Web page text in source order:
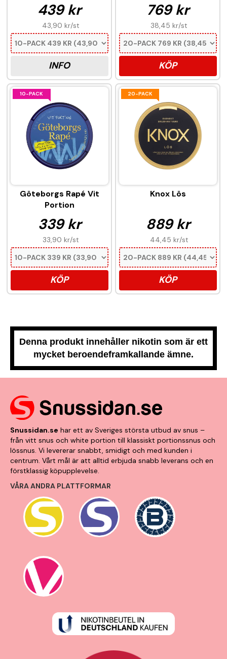
439 kr
43,90 kr/st
INFO
769 kr
38,45 kr/st
KÖP
10-PACK
Göteborgs Rapé Vit
Portion
339 kr
33,90 kr/st
KÖP
20-PACK
Knox Lös
889 kr
44,45 kr/st
KÖP
Denna produkt innehåller nikotin som är ett
mycket beroendeframkallande ämne.
Snussidan.se har ett av Sveriges största utbud av snus –
från vitt snus och white portion till klassiskt portionssnus och
lössnus. Vi levererar snabbt, smidigt och med kunden i
centrum. Vårt mål är att alltid erbjuda snabb leverans och en
förstklassig köpupplevelse.
VÅRA ANDRA PLATTFORMAR